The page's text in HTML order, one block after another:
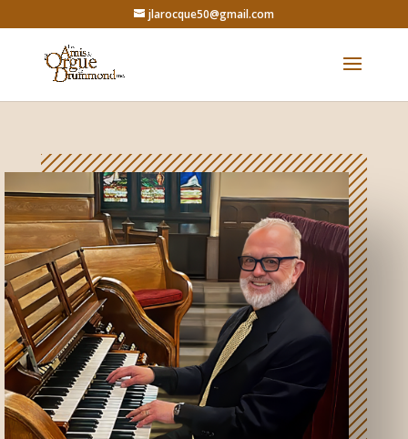
jlarocque50@gmail.com